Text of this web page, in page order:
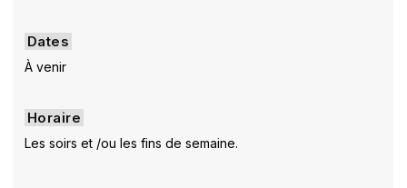
Dates
À venir
Horaire
Les soirs et /ou les fins de semaine.